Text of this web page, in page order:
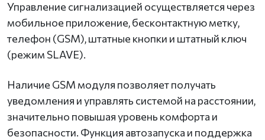
Управление сигнализацией осуществляется через
мобильное приложение, бесконтактную метку,
телефон (GSM), штатные кнопки и штатный ключ
(режим SLAVE).
Наличие GSM модуля позволяет получать
уведомления и управлять системой на расстоянии,
значительно повышая уровень комфорта и
безопасности. Функция автозапуска и поддержка